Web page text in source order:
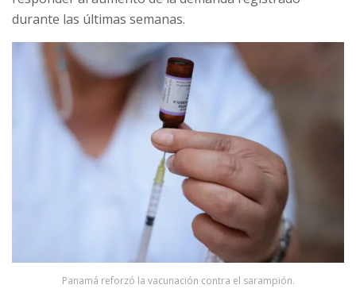
durante las últimas semanas.
Panamá reforzó la vacunación contra el sarampión.